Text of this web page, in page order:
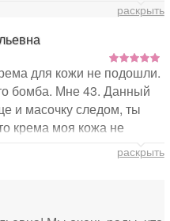
настроения!
раскрыть
для кожи не подошли.
бомба. Мне 43. Данный
и масочку следом, ты
крема моя кожа не
эти товарищи
сайт плазана. Но у
раскрыть